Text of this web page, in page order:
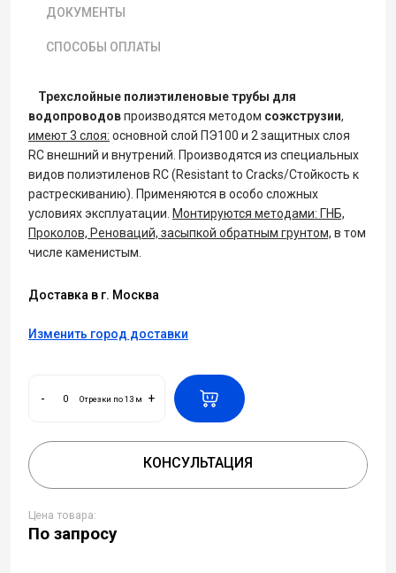
ДОКУМЕНТЫ
СПОСОБЫ ОПЛАТЫ
Трехслойные полиэтиленовые трубы для
водопроводовпроизводятся методом соэкструзии,
имеют 3 слоя: основной слой ПЭ100 и 2 защитных слоя
RC внешний и внутрений. Производятся из специальных
видов полиэтиленов RC (Resistant to Cracks/Стойкость к
растрескиванию). Применяются в особо сложных
условиях эксплуатации. Монтируются методами: ГНБ,
Проколов, Реноваций, засыпкой обратным грунтом, в том
числе каменистым.
Доставка в г. Москва
Изменить город доставки
- Отрезки по 13 м +
КОНСУЛЬТАЦИЯ
Цена товара:
По запросу